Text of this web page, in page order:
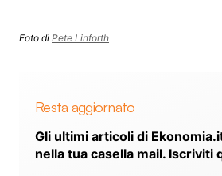
Foto di Pete Linforth
Resta aggiornato
Gli ultimi articoli di
nella tua casella mail. Iscriviti